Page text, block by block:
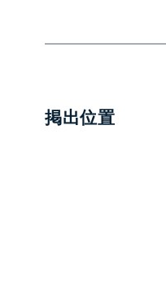
掲出位置